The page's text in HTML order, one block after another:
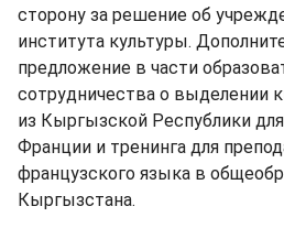
сторону за решение об
института культуры.
предложение в части
сотрудничества о выделении
из Кыргызской Республики
Франции и тренинга для
французского языка в
Кыргызстана.